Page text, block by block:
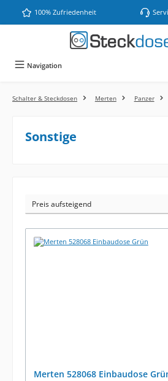
Zum Hauptinhalt springen
100% Zufriedenheit
Navigation
Schalter & Steckdosen Merten Panzer
Sonstige
Merten 528068 Einbaudose